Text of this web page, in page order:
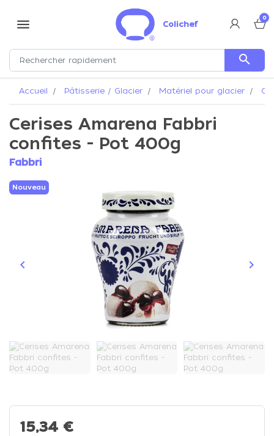
menu Colichef
0
search
Accueil Pâtisserie / Glacier Matériel pour glacier
Cerises Amarena Fabbri
confites - Pot 400g
Fabbri
Nouveau
Précédent
keyboard_arrow_left keyboard_arrow_right
15,34 €